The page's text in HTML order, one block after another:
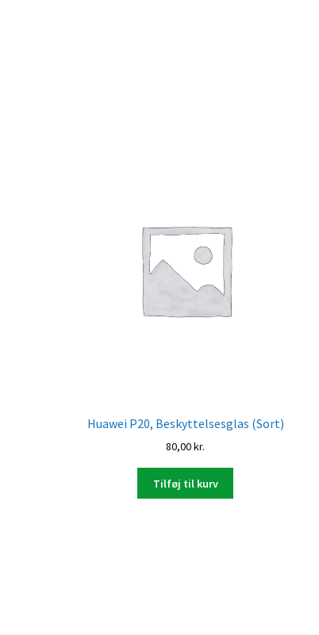
Huawei P20, Beskyttelsesglas (Sort)
80,00kr.
Tilføj til kurv